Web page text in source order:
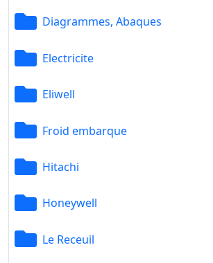
Diagrammes, Abaques
Electricite
Eliwell
Froid embarque
Hitachi
Honeywell
Le Receuil